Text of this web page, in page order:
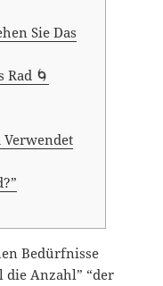
Sie Das
Rad 🌀
Verwendet
Bedürfnisse
die Anzahl” “der